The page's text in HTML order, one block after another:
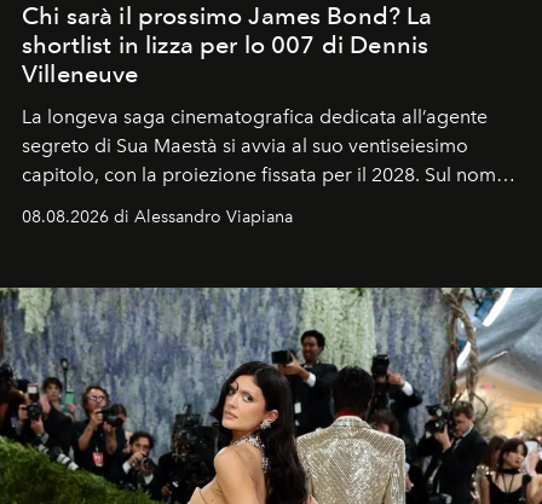
Chi sarà il prossimo James Bond? La
shortlist in lizza per lo 007 di Dennis
Villeneuve
La longeva saga cinematografica dedicata all’agente
segreto di Sua Maestà si avvia al suo ventiseiesimo
capitolo, con la proiezione fissata per il 2028. Sul nome
dell’attore chiamato a raccogliere l’eredità di Daniel
Craig, però, regna ancora il più assoluto riserbo.
08.08.2026 di Alessandro Viapiana